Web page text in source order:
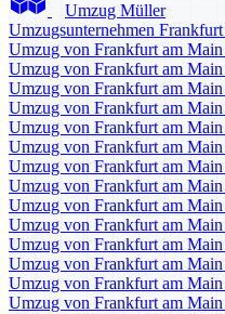
Umzug Müller
Umzugsunternehmen
Umzug von Frankfurt am
Umzug von Frankfurt am
Umzug von Frankfurt am
Umzug von Frankfurt am
Umzug von Frankfurt am
Umzug von Frankfurt am Main
Umzug von Frankfurt am
Umzug von Frankfurt am
Umzug von Frankfurt am
Umzug von Frankfurt am Main
Umzug von Frankfurt am Main
Umzug von Frankfurt am
Umzug von Frankfurt am
Umzug von Frankfurt am Main